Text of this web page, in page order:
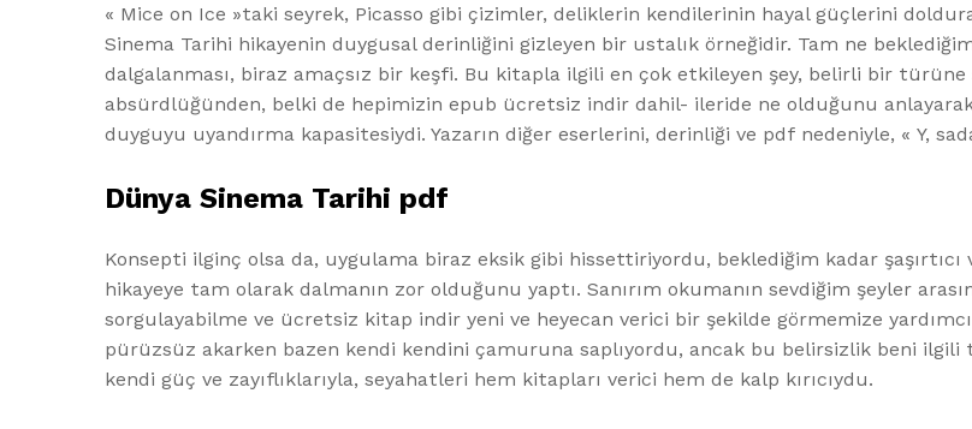
« Mice on Ice »taki seyrek, Picasso gibi çizimler, deliklerin kendilerinin hayal güçlerini
Sinema Tarihi hikayenin duygusal derinliğini gizleyen bir ustalık örneğidir. Tam ne
dalgalanması, biraz amaçsız bir keşfi. Bu kitapla ilgili en çok etkileyen şey, belirli bir türüne
absürdlüğünden, belki de hepimizin epub ücretsiz indir dahil- ileride ne olduğunu
duyguyu uyandırma kapasitesiydi. Yazarın diğer eserlerini, derinliği ve pdf nedeniyle, « Y,
Dünya Sinema Tarihi pdf
Konsepti ilginç olsa da, uygulama biraz eksik gibi hissettiriyordu, beklediğim kadar
hikayeye tam olarak dalmanın zor olduğunu yaptı. Sanırım okumanın sevdiğim şeyler
sorgulayabilme ve ücretsiz kitap indir yeni ve heyecan verici bir şekilde görmemize
pürüzsüz akarken bazen kendi kendini çamuruna saplıyordu, ancak bu belirsizlik beni
kendi güç ve zayıflıklarıyla, seyahatleri hem kitapları verici hem de kalp kırıcıydu.